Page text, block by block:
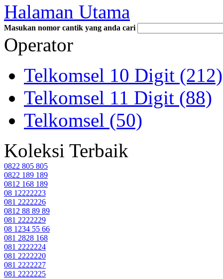
Halaman Utama
Masukan nomor cantik yang anda cari
Operator
Telkomsel 10 Digit (212)
Telkomsel 11 Digit (88)
Telkomsel (50)
Koleksi Terbaik
0822 805 805
0822 189 189
0812 168 189
08 12222223
081 2222226
0812 88 89 89
081 2222229
08 1234 55 66
081 2828 168
081 2222224
081 2222220
081 2222227
081 2222225